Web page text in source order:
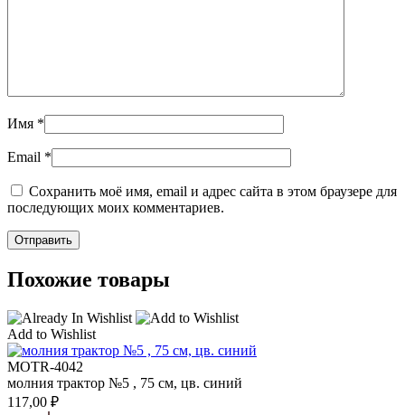
Имя *
Email *
Сохранить моё имя, email и адрес сайта в этом браузере для
последующих моих комментариев.
Похожие товары
Add to Wishlist
МOTR-4042
молния трактор №5 , 75 см, цв. синий
117,00 ₽